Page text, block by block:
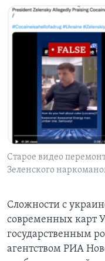
Старое видео
Зеленского
Сложности с
современных карт
государственным
агентством РИА